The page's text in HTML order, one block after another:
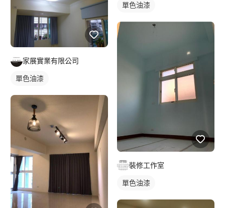
家展實業有限公司
單色油漆
單色油漆
裝修工作室
單色油漆